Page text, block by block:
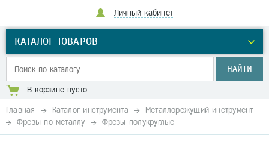
Личный кабинет
КАТАЛОГ ТОВАРОВ
НАЙТИ
В корзине пусто
Главная Каталог инструмента
Металлорежущий инструмент
Фрезы по металлу
Фрезы полукруглые